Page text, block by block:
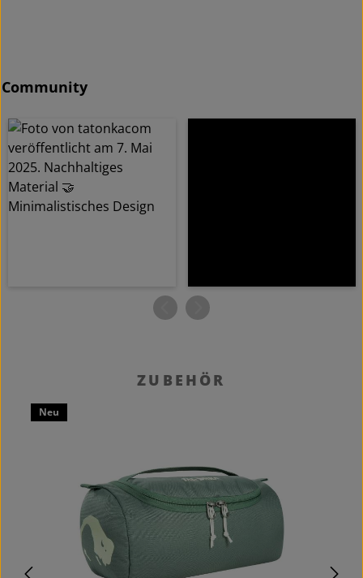
Community
Produktgalerie überspringenZUBEHÖR
Neu